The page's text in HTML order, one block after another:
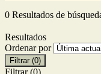
0 Resultados de
Resultados
Ordenar por
Filtrar (0)
Filtrar (0)